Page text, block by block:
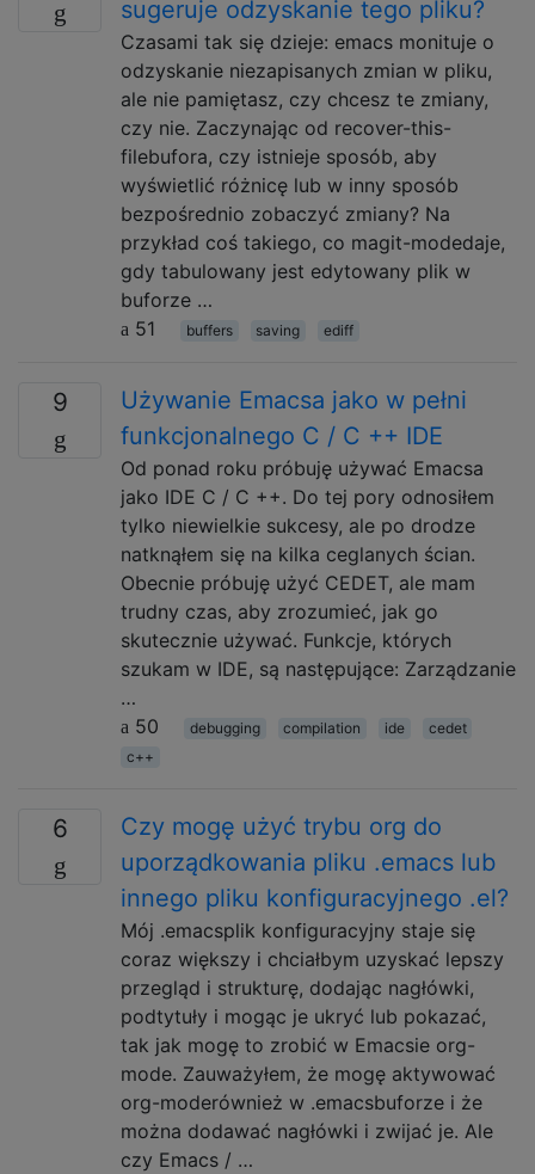
sugeruje odzyskanie tego pliku?
Czasami tak się dzieje: emacs monituje o
odzyskanie niezapisanych zmian w pliku,
ale nie pamiętasz, czy chcesz te zmiany,
czy nie. Zaczynając od recover-this-
filebufora, czy istnieje sposób, aby
wyświetlić różnicę lub w inny sposób
bezpośrednio zobaczyć zmiany? Na
przykład coś takiego, co magit-modedaje,
gdy tabulowany jest edytowany plik w
buforze …
51
buffers saving ediff
9
Używanie Emacsa jako w pełni
funkcjonalnego C / C ++ IDE
Od ponad roku próbuję używać Emacsa
jako IDE C / C ++. Do tej pory odnosiłem
tylko niewielkie sukcesy, ale po drodze
natknąłem się na kilka ceglanych ścian.
Obecnie próbuję użyć CEDET, ale mam
trudny czas, aby zrozumieć, jak go
skutecznie używać. Funkcje, których
szukam w IDE, są następujące: Zarządzanie
…
50
debugging compilation ide
cedet
c++
6
Czy mogę użyć trybu org do
uporządkowania pliku .emacs lub
innego pliku konfiguracyjnego .el?
Mój .emacsplik konfiguracyjny staje się
coraz większy i chciałbym uzyskać lepszy
przegląd i strukturę, dodając nagłówki,
podtytuły i mogąc je ukryć lub pokazać,
tak jak mogę to zrobić w Emacsie org-
mode. Zauważyłem, że mogę aktywować
org-moderównież w .emacsbuforze i że
można dodawać nagłówki i zwijać je. Ale
czy Emacs / …